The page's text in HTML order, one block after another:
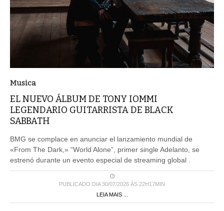
Musica
EL NUEVO ÁLBUM DE TONY IOMMI
LEGENDARIO GUITARRISTA DE BLACK
SABBATH
BMG se complace en anunciar el lanzamiento mundial de
«From The Dark,» “World Alone”, primer single Adelanto, se
estrenó durante un evento especial de streaming global .
PUBLICADO DIA 30/07/2026 ÀS 22H17MIN
LEIA MAIS ...